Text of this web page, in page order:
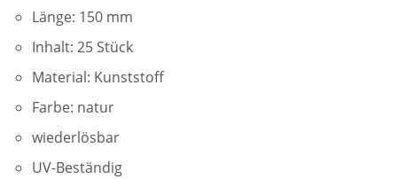
Länge: 150 mm
Inhalt: 25 Stück
Material: Kunststoff
Farbe: natur
wiederlösbar
UV-Beständig